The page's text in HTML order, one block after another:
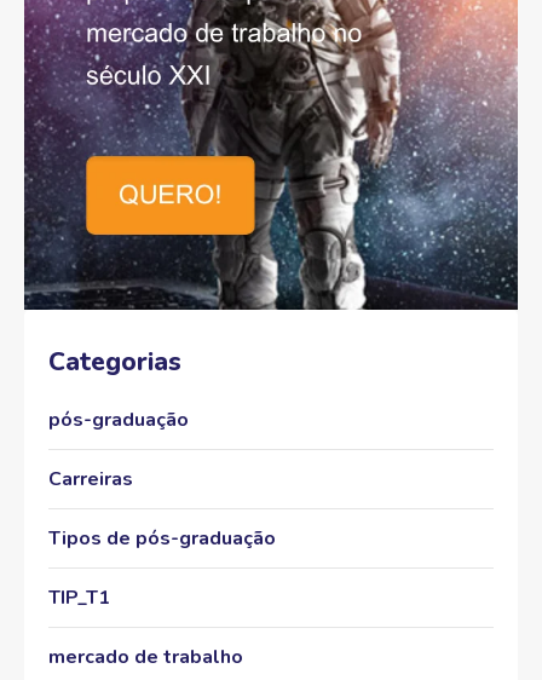
Categorias
pós-graduação
Carreiras
Tipos de pós-graduação
TIP_T1
mercado de trabalho